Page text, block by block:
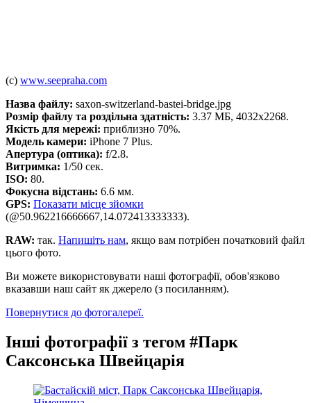
(c) www.seepraha.com
Назва файлу: saxon-switzerland-bastei-bridge.jpg
Розмір файлу та роздільна здатність: 3.37 МБ, 4032x2268.
Якість для мережі: приблизно 70%.
Модель камери: iPhone 7 Plus.
Апертура (оптика): f/2.8.
Витримка: 1/50 сек.
ISO: 80.
Фокусна відстань: 6.6 мм.
GPS: Показати місце зйомки
(@50.962216666667,14.072413333333).
RAW: так. Напишіть нам, якщо вам потрібен початковий файл
цього фото.
Ви можете використовувати наші фотографії, обов'язково
вказавши наш сайт як джерело (з посиланням).
Повернутися до фотогалереї.
Інші фотографії з тегом #Парк
Саксонська Швейцарія